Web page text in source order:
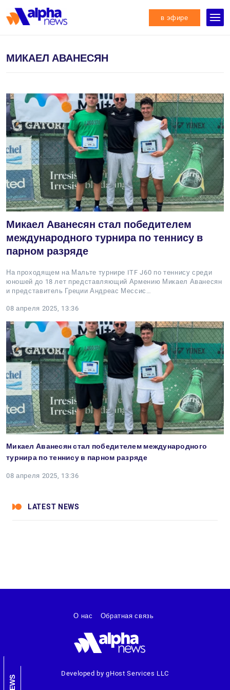
в эфире
МИКАЕЛ АВАНЕСЯН
Микаел Аванесян стал победителем
международного турнира по теннису в
парном разряде
На проходящем на Мальте турнире ITF J60 по теннису среди
юношей до 18 лет представляющий Армению Микаел Аванесян
и представитель Греции Андреас Мессис…
08 апреля 2025, 13:36
Микаел Аванесян стал победителем международного
турнира по теннису в парном разряде
08 апреля 2025, 13:36
LATEST NEWS
NEWS
Developed by gHost Services LLC
О нас Обратная связь